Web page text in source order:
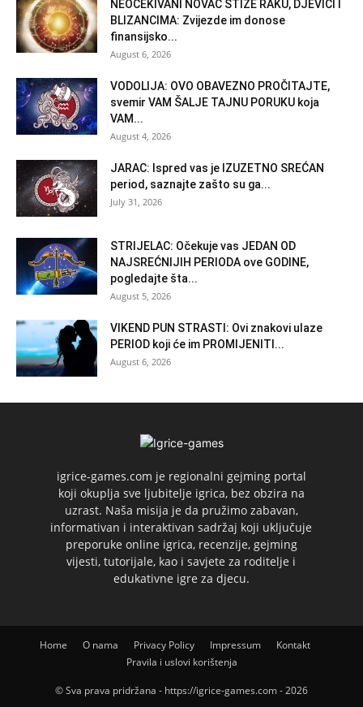
NEOČEKIVANI NOVAC STIŽE RAKU, DJEVICI I
BLIZANCIMA: Zvijezde im donose
finansijsko...
August 6, 2026
VODOLIJA: OVO OBAVEZNO PROČITAJTE,
svemir VAM ŠALJE TAJNU PORUKU koja
VAM...
August 4, 2026
JARAC: Ispred vas je IZUZETNO SREĆAN
period, saznajte zašto su ga...
July 31, 2026
STRIJELAC: Očekuje vas JEDAN OD
NAJSREĆNIJIH PERIODA ove GODINE,
pogledajte šta...
August 5, 2026
VIKEND PUN STRASTI: Ovi znakovi ulaze
PERIOD koji će im PROMIJENITI...
August 6, 2026
igrice-games.com je regionalni gejming portal
koji okuplja sve ljubitelje igrica, bez obzira na
uzrast. Naša misija je da pružimo zabavan,
informativan i interaktivan sadržaj koji uključuje
preporuke online igrica, recenzije, gejming
vijesti, tutorijale, kao i savjete za roditelje i
edukativne igre za djecu.
Home O nama Privacy Policy Impressum
Kontakt
Pravila i uslovi korištenja
© Sva prava pridržana - https://igrice-games.com - 2026